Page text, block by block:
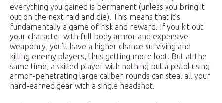
everything you gained is permanent (unless you bring it
out on the next raid and die). This means that it’s
fundamentally a game of risk and reward. If you kit out
your character with full body armor and expensive
weaponry, you’ll have a higher chance surviving and
killing enemy players, thus getting more loot. But at the
same time, a skilled player with nothing but a pistol using
armor-penetrating large caliber rounds can steal all your
hard-earned gear with a single headshot.